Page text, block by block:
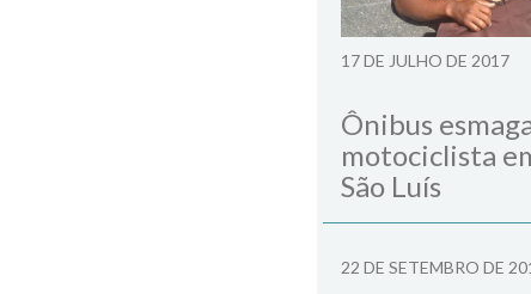
17 DE JULHO DE 2017
Ônibus
motociclista
São Luís
22 DE SETEMBRO DE